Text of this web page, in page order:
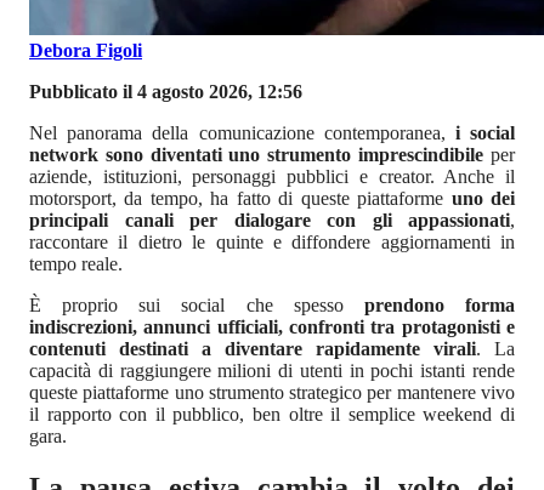
Debora Figoli
Pubblicato il 4 agosto 2026, 12:56
Nel panorama della comunicazione contemporanea, i social
network sono diventati uno strumento imprescindibile per
aziende, istituzioni, personaggi pubblici e creator. Anche il
motorsport, da tempo, ha fatto di queste piattaforme uno dei
principali canali per dialogare con gli appassionati,
raccontare il dietro le quinte e diffondere aggiornamenti in
tempo reale.
È proprio sui social che spesso prendono forma
indiscrezioni, annunci ufficiali, confronti tra protagonisti e
contenuti destinati a diventare rapidamente virali. La
capacità di raggiungere milioni di utenti in pochi istanti rende
queste piattaforme uno strumento strategico per mantenere vivo
il rapporto con il pubblico, ben oltre il semplice weekend di
gara.